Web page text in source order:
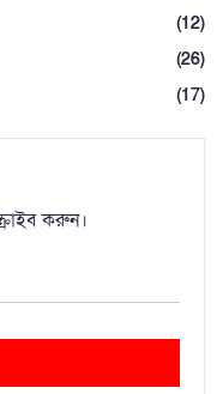
(12)
(26)
(17)
করুন।